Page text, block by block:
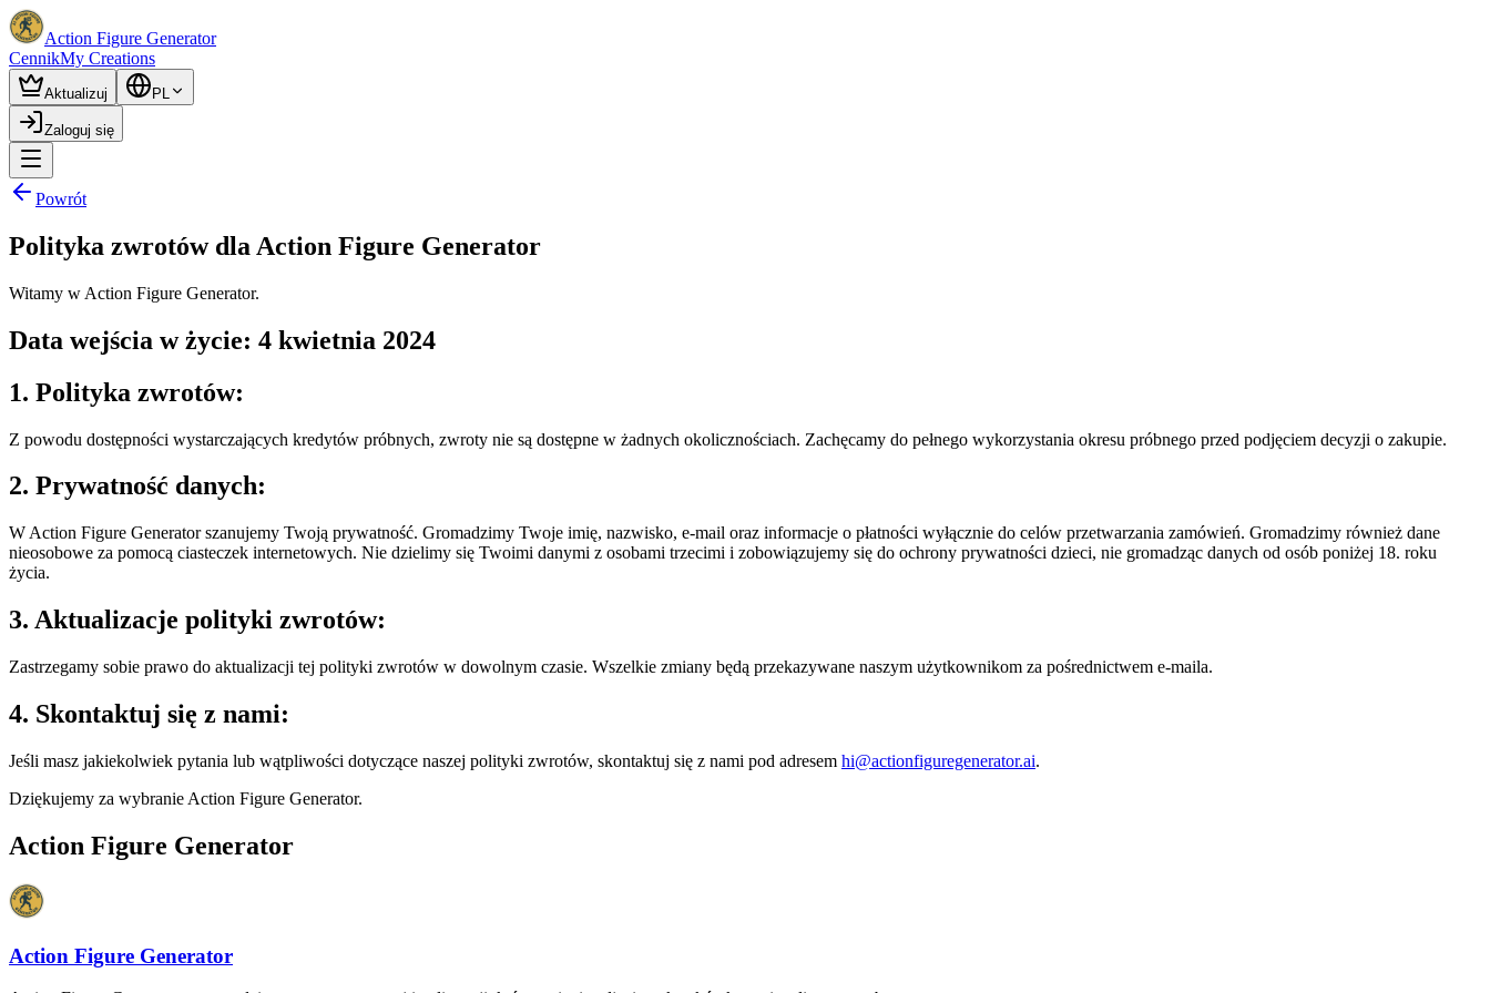
Action Figure Generator
CennikMy Creations
Aktualizuj PL
Zaloguj się
Powrót
Polityka zwrotów dla Action Figure Generator
Witamy w Action Figure Generator.
Data wejścia w życie: 4 kwietnia 2024
1. Polityka zwrotów:
Z powodu dostępności wystarczających kredytów próbnych, zwroty nie są dostępne w żadnych okolicznościach. Zachęcamy do pełnego wykorzystania okresu próbnego przed podjęciem decyzji o zakupie.
2. Prywatność danych:
W Action Figure Generator szanujemy Twoją prywatność. Gromadzimy Twoje imię, nazwisko, e-mail oraz informacje o płatności wyłącznie do celów przetwarzania zamówień. Gromadzimy również dane
nieosobowe za pomocą ciasteczek internetowych. Nie dzielimy się Twoimi danymi z osobami trzecimi i zobowiązujemy się do ochrony prywatności dzieci, nie gromadząc danych od osób poniżej 18. roku
życia.
3. Aktualizacje polityki zwrotów:
Zastrzegamy sobie prawo do aktualizacji tej polityki zwrotów w dowolnym czasie. Wszelkie zmiany będą przekazywane naszym użytkownikom za pośrednictwem e-maila.
4. Skontaktuj się z nami:
Jeśli masz jakiekolwiek pytania lub wątpliwości dotyczące naszej polityki zwrotów, skontaktuj się z nami pod adresem hi@actionfiguregenerator.ai.
Dziękujemy za wybranie Action Figure Generator.
Action Figure Generator
Action Figure Generator